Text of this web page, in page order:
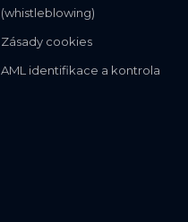
(whistleblowing)
Zásady cookies
AML identifikace a kontrola